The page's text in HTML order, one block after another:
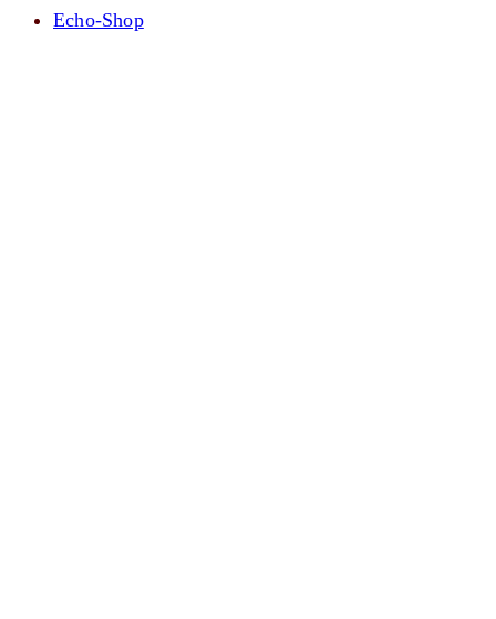
Echo-Shop